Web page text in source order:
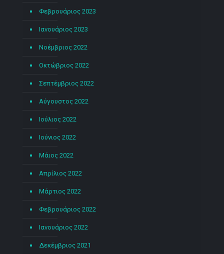
Φεβρουάριος 2023
Ιανουάριος 2023
Νοέμβριος 2022
Οκτώβριος 2022
Σεπτέμβριος 2022
Αύγουστος 2022
Ιούλιος 2022
Ιούνιος 2022
Μάιος 2022
Απρίλιος 2022
Μάρτιος 2022
Φεβρουάριος 2022
Ιανουάριος 2022
Δεκέμβριος 2021